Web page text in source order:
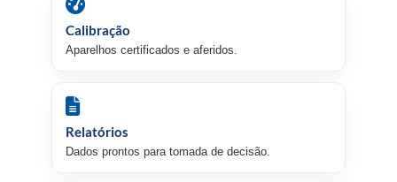
Calibração
Aparelhos certificados e aferidos.
Relatórios
Dados prontos para tomada de decisão.